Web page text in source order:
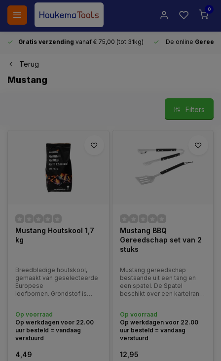
0
Gratis verzending vanaf € 75,00 (tot 31kg) De online
Terug
Mustang
Filters
Mustang Houtskool 1,7
kg
Breedbladige houtskool,
gemaakt van geselecteerde
Europese
loofbomen. Grondstof is
bomen wordt verzorgd.
Op voorraad
Op werkdagen voor 22.00
uur besteld = vandaag
verstuurd
4,49
Mustang BBQ
Gereedschap set van 2
stuks
Mustang gereedschap
bestaande uit een tang en
een spatel. De Spatel
beschikt over een kartelrand
makkelijk je gerechten te
verplaatsen.
Op voorraad
Op werkdagen voor 22.00
uur besteld = vandaag
verstuurd
12,95